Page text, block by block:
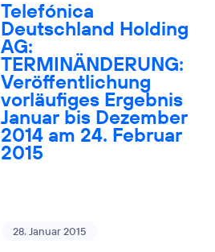
Telefónica
Deutschland Holding
AG:
TERMINÄNDERUNG:
Veröffentlichung
vorläufiges Ergebnis
Januar bis Dezember
2014 am 24. Februar
2015
28. Januar 2015